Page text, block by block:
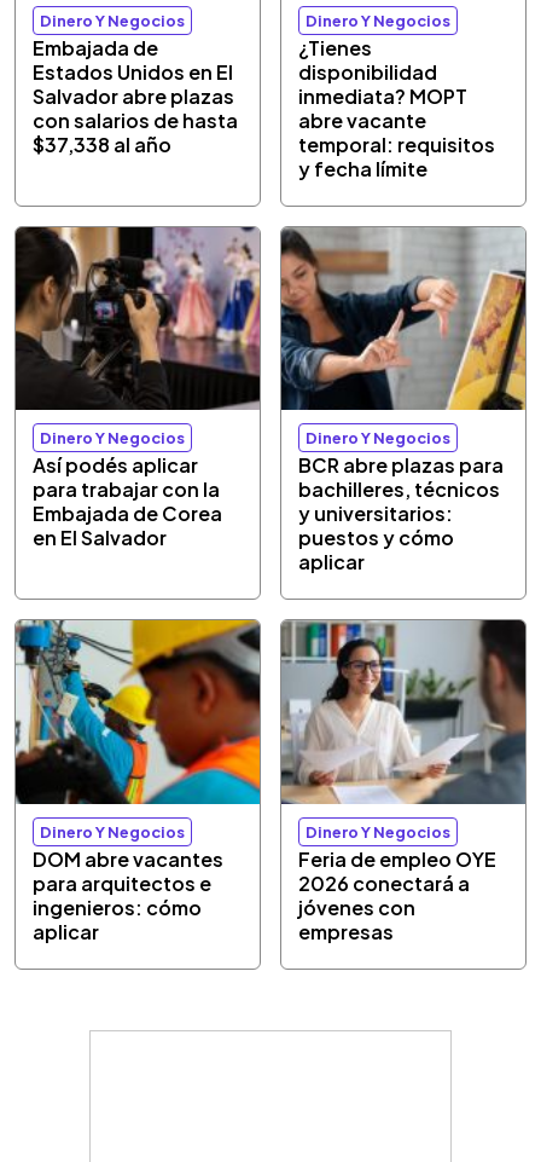
Dinero Y Negocios
Embajada de
Estados Unidos en El
Salvador abre plazas
con salarios de hasta
$37,338 al año
Dinero Y Negocios
¿Tienes
disponibilidad
inmediata? MOPT
abre vacante
temporal: requisitos
y fecha límite
Dinero Y Negocios
Así podés aplicar
para trabajar con la
Embajada de Corea
en El Salvador
Dinero Y Negocios
BCR abre plazas para
bachilleres, técnicos
y universitarios:
puestos y cómo
aplicar
Dinero Y Negocios
DOM abre vacantes
para arquitectos e
ingenieros: cómo
aplicar
Dinero Y Negocios
Feria de empleo OYE
2026 conectará a
jóvenes con
empresas